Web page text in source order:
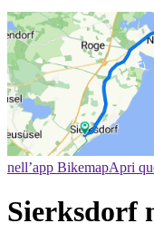
nell’app BikemapApri
Sierksdorf